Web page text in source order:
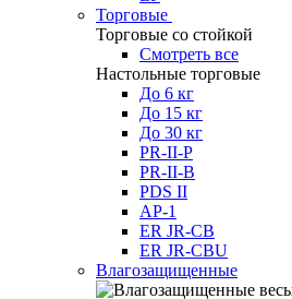
Торговые
Торговые со стойкой
Смотреть все
Настольные торговые
До 6 кг
До 15 кг
До 30 кг
PR-II-P
PR-II-B
PDS II
AP-1
ER JR-CB
ER JR-CBU
Влагозащищенные